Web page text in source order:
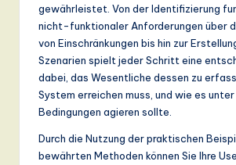
gewährleistet. Von der Identifizierung
nicht-funktionaler Anforderungen über
von Einschränkungen bis hin zur
Szenarien spielt jeder Schritt eine
dabei, das Wesentliche dessen zu
System erreichen muss, und wie es
Bedingungen agieren sollte.
Durch die Nutzung der praktischen
bewährten Methoden können Sie Ihre